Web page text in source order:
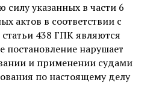
силу указанных в части 6
актов в соответствии с
438 ГПК являются
постановление нарушает
и применении судами
по настоящему делу